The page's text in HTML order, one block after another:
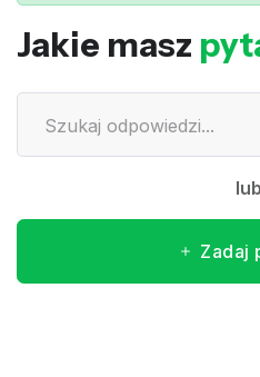
Jakie masz
lub
Zadaj